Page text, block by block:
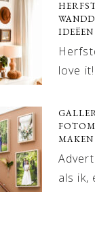
IDEËEN
love
MAKEN
als ik,